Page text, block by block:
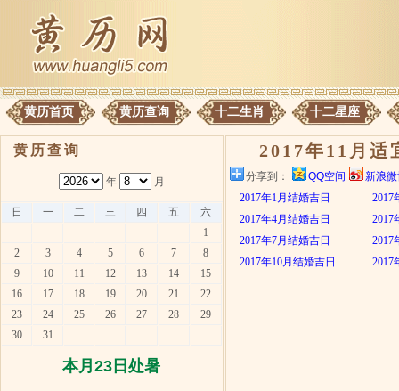
黄历首页 黄历查询 十二生肖 十二星座
黄历查询
年 月
日 一 二 三 四 五
六
1
2
3 4 5 6 7
8
9
10 11 12 13 14
15
16
17 18 19 20 21
22
23
24 25 26 27 28
29
30
31
本月23日处暑
2017年11月适
分享到： QQ空间
新浪
2017年1月结婚吉日
2017
2017年4月结婚吉日
2017
2017年7月结婚吉日
2017
2017年10月结婚吉日
2017